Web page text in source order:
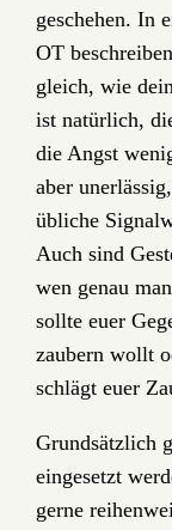
geschehen. In
OT
gleich, wie
ist natürlich,
die Angst
aber
übliche
Auch sind
wen genau
sollte euer
zaubern wollt
schlägt euer
Grundsätzlich
eingesetzt
gerne